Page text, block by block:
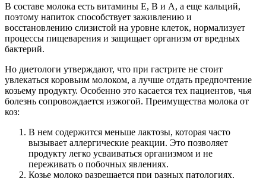
В составе молока есть витамины Е, В и А, а еще кальций,
поэтому напиток способствует заживлению и
восстановлению слизистой на уровне клеток, нормализует
процессы пищеварения и защищает организм от вредных
бактерий.
Но диетологи утверждают, что при гастрите не стоит
увлекаться коровьим молоком, а лучше отдать предпочтение
козьему продукту. Особенно это касается тех пациентов, чья
болезнь сопровождается изжогой. Преимущества молока от
коз:
В нем содержится меньше лактозы, которая часто
вызывает аллергические реакции. Это позволяет
продукту легко усваиваться организмом и не
переживать о побочных явлениях.
Козье молоко разрешается при разных патологиях.